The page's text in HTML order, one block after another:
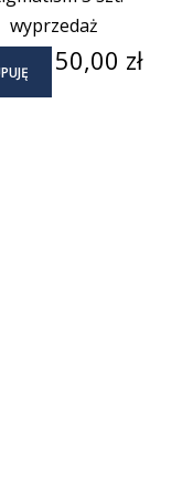
wyprzedaż
Cena
50,00 zł